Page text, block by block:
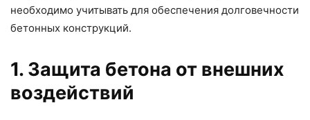
необходимо учитывать для обеспечения долговечности
бетонных конструкций.
1. Защита бетона от внешних
воздействий